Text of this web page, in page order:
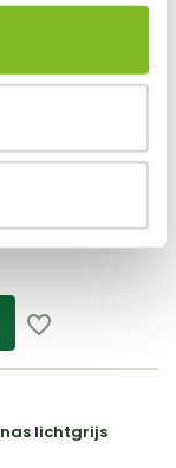
Harnas
lichtgrijs